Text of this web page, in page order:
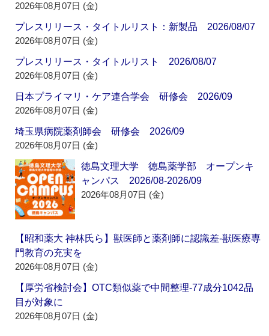
2026年08月07日 (金)
プレスリリース・タイトルリスト：新製品 2026/08/07
2026年08月07日 (金)
プレスリリース・タイトルリスト 2026/08/07
2026年08月07日 (金)
日本プライマリ・ケア連合学会 研修会 2026/09
2026年08月07日 (金)
埼玉県病院薬剤師会 研修会 2026/09
2026年08月07日 (金)
徳島文理大学 徳島薬学部 オープンキ
ャンパス 2026/08-2026/09
2026年08月07日 (金)
【昭和薬大 神林氏ら】獣医師と薬剤師に認識差‐獣医療専
門教育の充実を
2026年08月07日 (金)
【厚労省検討会】OTC類似薬で中間整理‐77成分1042品
目が対象に
2026年08月07日 (金)